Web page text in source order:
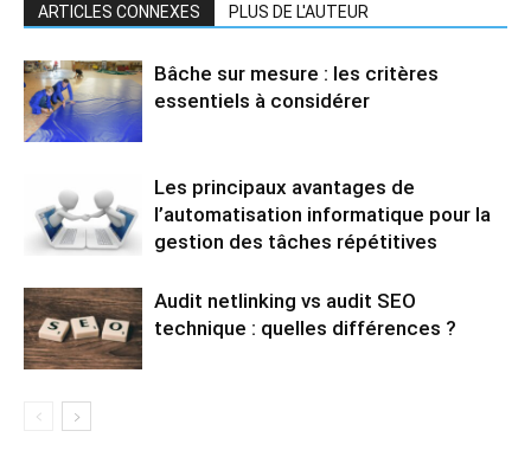
ARTICLES CONNEXES PLUS DE L'AUTEUR
Bâche sur mesure : les critères
essentiels à considérer
Les principaux avantages de
l’automatisation informatique pour la
gestion des tâches répétitives
Audit netlinking vs audit SEO
technique : quelles différences ?